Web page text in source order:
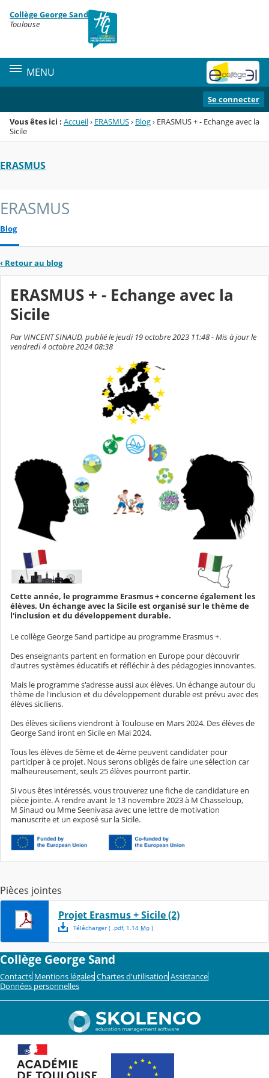
Menu de la rubrique
Contenu
Collège George Sand
Toulouse
MENU
Se connecter
Vous êtes ici : Accueil› ERASMUS› Blog› ERASMUS + - Echange avec la
Sicile
ERASMUS
ERASMUS
Blog
‹ Retour au blog
ERASMUS + - Echange avec la
Sicile
Par VINCENT SINAUD, publié le jeudi 19 octobre 2023 11:48 - Mis à jour le
vendredi 4 octobre 2024 08:38
Cette année, le programme Erasmus + concerne également les
élèves. Un échange avec la Sicile est organisé sur le thème de
l'inclusion et du développement durable.
Le collège George Sand participe au programme Erasmus +.
Des enseignants partent en formation en Europe pour découvrir
d'autres systèmes éducatifs et réfléchir à des pédagogies innovantes.
Mais le programme s'adresse aussi aux élèves. Un échange autour du
thème de l'inclusion et du développement durable est prévu avec des
élèves siciliens.
Des élèves siciliens viendront à Toulouse en Mars 2024. Des élèves de
George Sand iront en Sicile en Mai 2024.
Tous les élèves de 5ème et de 4ème peuvent candidater pour
participer à ce projet. Nous serons obligés de faire une sélection car
malheureusement, seuls 25 élèves pourront partir.
Si vous êtes intéressés, vous trouverez une fiche de candidature en
pièce jointe. A rendre avant le 13 novembre 2023 à M Chasseloup,
M Sinaud ou Mme Seenivasa avec une lettre de motivation
manuscrite et un exposé sur la Sicile.
Pièces jointes
Projet Erasmus + Sicile (2)
Télécharger( .pdf, 1.14 Mo)
Collège George Sand
Contacts Mentions légales Chartes d'utilisation Assistance
Données personnelles